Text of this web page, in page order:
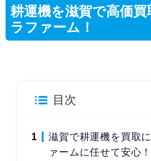
耕運機を滋賀で高価
ラファーム！
目次
滋賀で耕運機を買取
ァームに任せて安心！